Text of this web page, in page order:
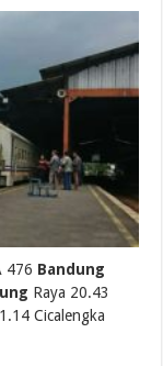
476 Bandung
Raya 20.43
Cicalengka